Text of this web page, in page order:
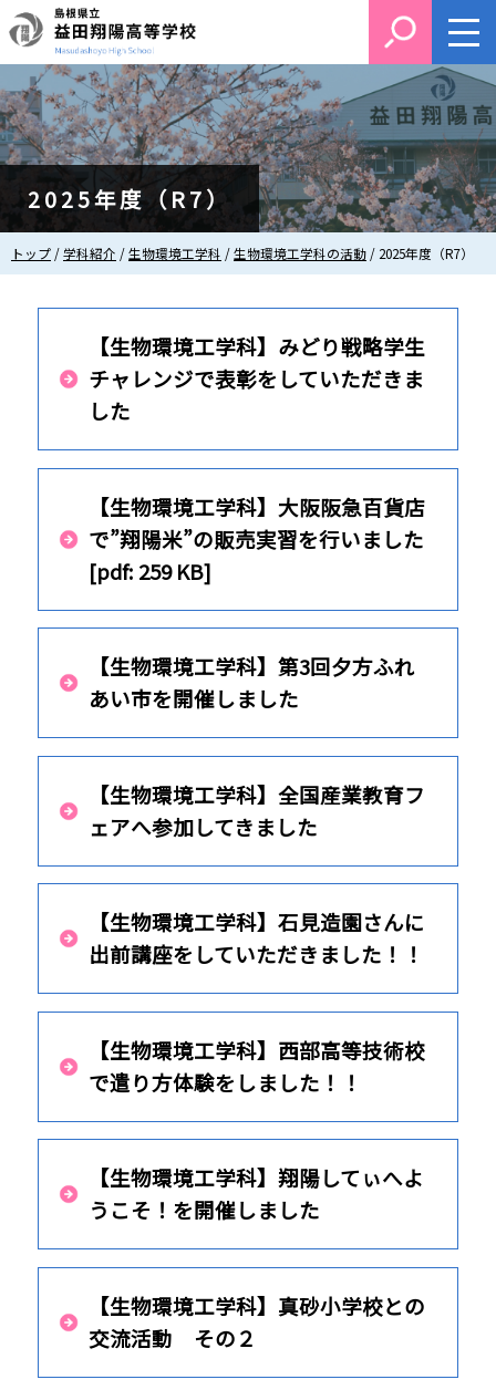
このページの本文へ
2025年度（R7）
現
在
トップ /学科紹介 /生物環境工学科 /生物環境工学科の活動 / 2025年度（R7）
【生物環境工学科】みどり戦略学生
チャレンジで表彰をしていただきま
した
【生物環境工学科】大阪阪急百貨店
で”翔陽米”の販売実習を行いました
[pdf: 259 KB]
【生物環境工学科】第3回夕方ふれ
あい市を開催しました
【生物環境工学科】全国産業教育フ
ェアへ参加してきました
【生物環境工学科】石見造園さんに
出前講座をしていただきました！！
【生物環境工学科】西部高等技術校
で遣り方体験をしました！！
【生物環境工学科】翔陽してぃへよ
うこそ！を開催しました
【生物環境工学科】真砂小学校との
交流活動 その２